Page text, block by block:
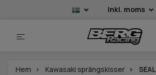
Inkl. moms
Hem Kawasaki sprängskisser SEAL